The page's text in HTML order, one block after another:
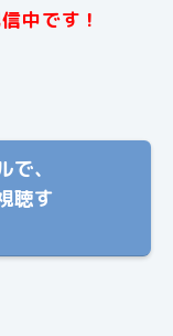
中です！
、
聴す